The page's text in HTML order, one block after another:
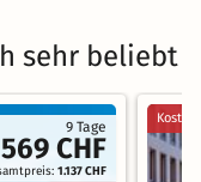
sehr beliebt
9 Tage
569 CHF
1.137 CHF